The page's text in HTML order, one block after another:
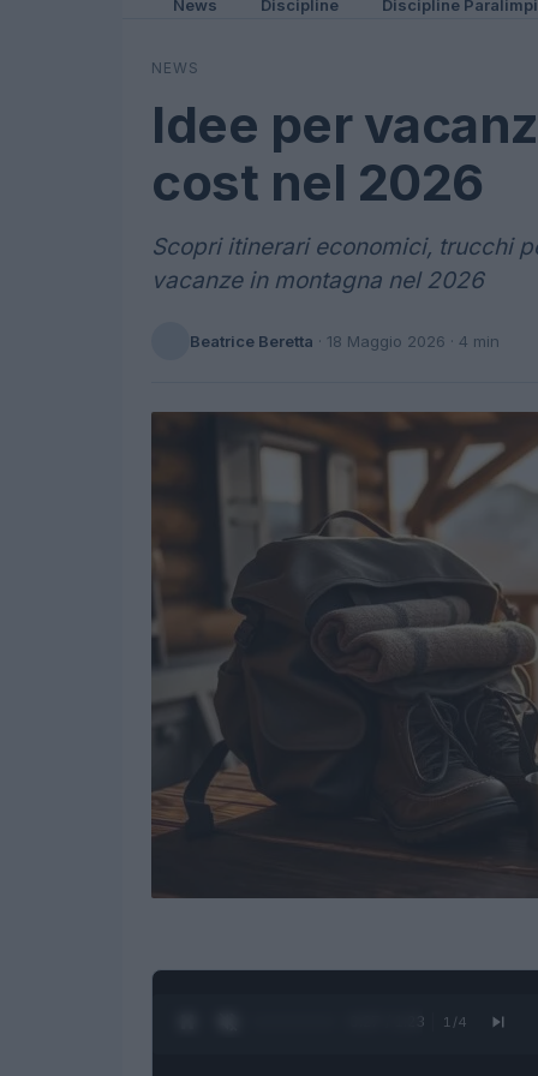
News Discipline Discipline
NEWS
Idee per
cost nel 2026
Scopri itinerari economici, trucchi
vacanze in montagna nel 2026
Beatrice Beretta · 18 Maggio 2026 · 4 min
0:28 / 1:23 1 /4